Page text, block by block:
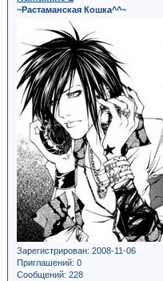
~Растаманская Кошка^^~
Зарегистрирован: 2008-11-06
Приглашений: 0
Сообщений: 228